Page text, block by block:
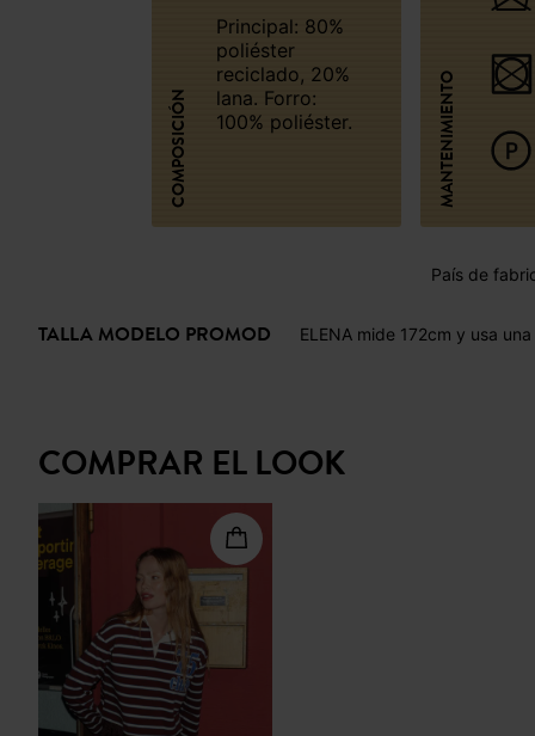
COMPOSICIÓN
Principal: 80%
poliéster
reciclado, 20%
lana. Forro:
100% poliéster.
MANTENIMIENTO
País de
TALLA MODELO PROMOD ELENA mide 172cm y usa
COMPRAR EL LOOK